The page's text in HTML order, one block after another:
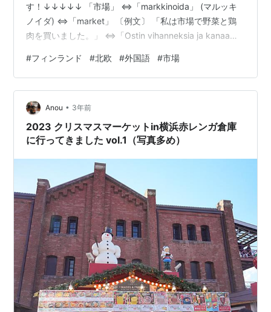
す！↓↓↓↓↓ 「市場」 ⇔「markkinoida」 (マルッキ
ノイダ) ⇔「market」 〔例文〕 「私は市場で野菜と鶏
肉を買いました。」 ⇔「Ostin vihanneksia ja kanaa
マルッキノイルタ) ⇔「I bought vegetables and
chicken at the market.」 フィンランド語の〔建物〕まと
め フィンランド語総索引 フィンランド語 全まとめ
#フィンランド #北欧 #外国語 #市場
Anou • 3年前
2023 クリスマスマーケットin横浜赤レンガ倉庫
に行ってきました vol.1（写真多め）